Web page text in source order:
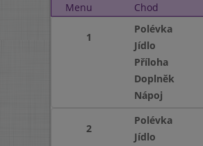
Menu
Chod
1
Polévka
Jídlo
Příloha
Doplněk
Nápoj
2
Polévka
Jídlo